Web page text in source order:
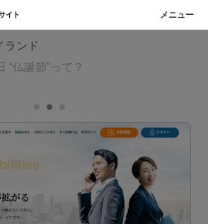
ランド
“仏誕節”って？
イト